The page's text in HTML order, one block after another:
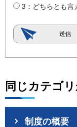
3：どちらとも言
同じカテゴ
制度の概要